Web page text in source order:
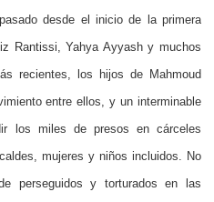
desde el inicio de la primera
Rantissi, Yahya Ayyash y muchos
recientes, los hijos de Mahmoud
entre ellos, y un interminable
los miles de presos en cárceles
mujeres y niños incluidos. No
perseguidos y torturados en las